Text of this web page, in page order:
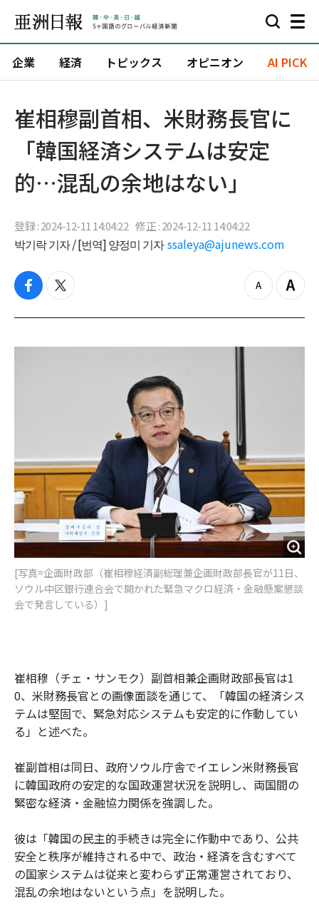
企業 経済 トピックス オピニオン AI PICK
崔相穆副首相、米財務長官に
「韓国経済システムは安定
的…混乱の余地はない」
登録 : 2024-12-11 14:04:22 修正 : 2024-12-11 14:04:22
박기락 기자 / [번역] 양정미 기자 ssaleya@ajunews.com
f
c
b
t
i
t
z
o
o
Z
o
i
[写真=企画財政部（崔相穆経済副総理兼企画財政部長官が11日、
ソウル中区銀行連合会で開かれた緊急マクロ経済・金融懸案懇談
会で発言している）]
崔相穆（チェ・サンモク）副首相兼企画財政部長官は1
0、米財務長官との画像面談を通じて、「韓国の経済シス
テムは堅固で、緊急対応システムも安定的に作動してい
る」と述べた。
崔副首相は同日、政府ソウル庁舎でイエレン米財務長官
に韓国政府の安定的な国政運営状況を説明し、両国間の
緊密な経済・金融協力関係を強調した。
彼は「韓国の民主的手続きは完全に作動中であり、公共
安全と秩序が維持される中で、政治・経済を含むすべて
の国家システムは従来と変わらず正常運営されており、
混乱の余地はないという点」を説明した。